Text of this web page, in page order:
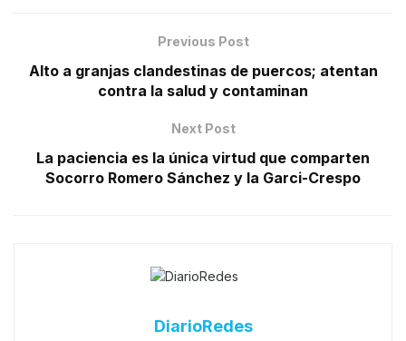
Previous Post
Alto a granjas clandestinas de puercos; atentan
contra la salud y contaminan
Next Post
La paciencia es la única virtud que comparten
Socorro Romero Sánchez y la Garci-Crespo
DiarioRedes